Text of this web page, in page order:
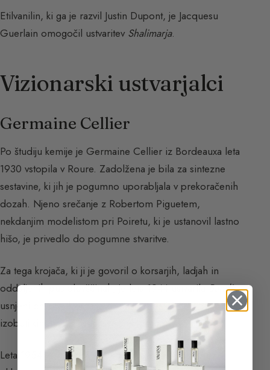
Etilvanilin, ki ga je razvil Justin Dupont, je Jacquesu
Guerlain omogočil ustvaritev Shalimarja.
Vizionarski ustvarjalci
Germaine Cellier
Po študiju kemije je Germaine Cellier iz Bordeauxa leta
1930 vstopila v Roure. Zadolžena je bila za sintezne
sestavine, ki jih je pogumno uporabljala v prekoračenih
dozah. Njeno srečanje z Robertom Piguetem,
nekdanjim modelistom pri Poiretu, ki je ustanovil lastno
hišo, je privedlo do pogumne stvaritve.
Za tega krojača, ki ji je govoril o korsar­jih, ladjah in
oddaljenih pustolovščinah, je leta 1944 ustvarilaBandit,
usnjeni chypre, kjer si je drznila dodati 1 %
izobutilkinolina: slavno usnjenjo noto.
Leta 1954 je v Vent Vertza Pierreja Balmaina brez